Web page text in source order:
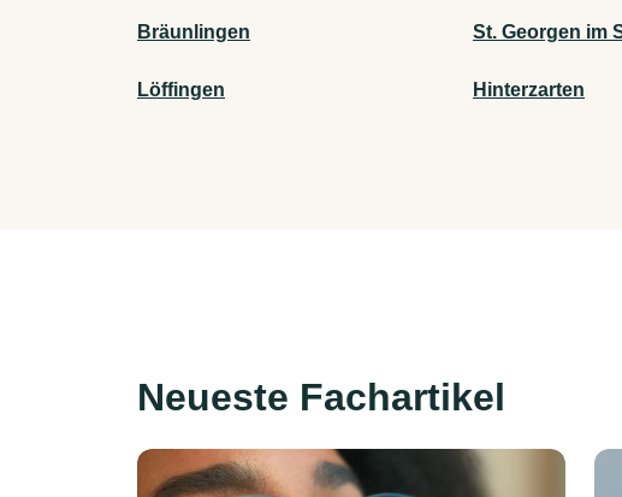
Bräunlingen St. Georgen im
Löffingen Hinterzarten
Neueste Fachartikel